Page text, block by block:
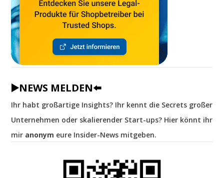
▶️NEWS MELDEN⬅️
Ihr habt großartige Insights? Ihr kennt die Secrets großer
Unternehmen oder skalierender Start-ups? Hier könnt ihr
mir anonym eure Insider-News mitgeben.